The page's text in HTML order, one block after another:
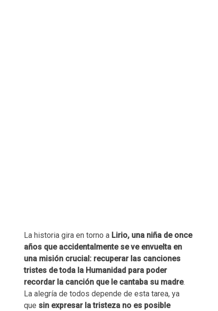
La historia gira en torno a Lirio, una niña de once
años que accidentalmente se ve envuelta en
una misión crucial: recuperar las canciones
tristes de toda la Humanidad para poder
recordar la canción que le cantaba su madre.
La alegría de todos depende de esta tarea, ya
que sin expresar la tristeza no es posible